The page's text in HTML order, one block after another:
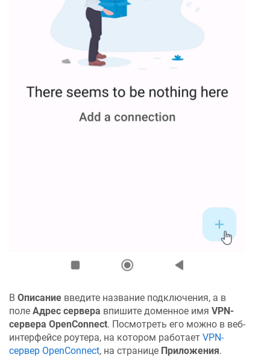
В Описание введите название подключения, а в
поле Адрес сервера впишите доменное имя VPN-
сервера OpenConnect. Посмотреть его можно в веб-
интерфейсе роутера, на котором работает VPN-
сервер OpenConnect, на странице Приложения.